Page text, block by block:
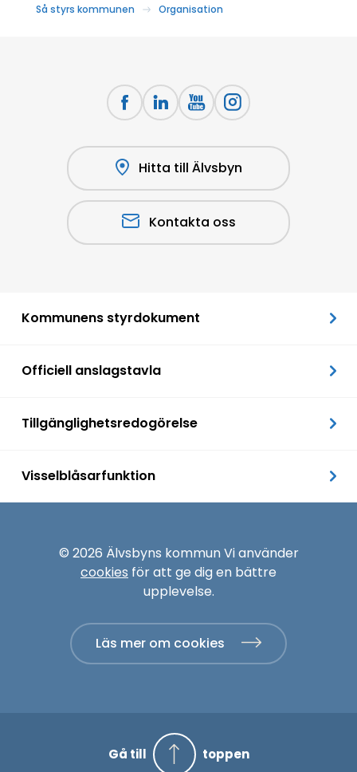
Så styrs kommunen
Organisation
Hitta till Älvsbyn
Kontakta oss
Kommunens styrdokument
Officiell anslagstavla
Tillgänglighetsredogörelse
Visselblåsarfunktion
© 2026 Älvsbyns kommun Vi använder
cookies för att ge dig en bättre
upplevelse.
Läs mer om cookies
Gå till toppen